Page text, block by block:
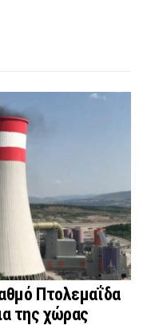
Πτολεμαΐδα
της χώρας